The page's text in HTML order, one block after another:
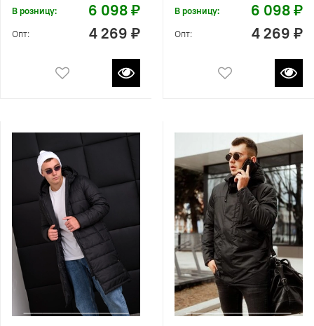
В розницу: 6 098 ₽
Опт: 4 269 ₽
В розницу: 6 098 ₽
Опт: 4 269 ₽